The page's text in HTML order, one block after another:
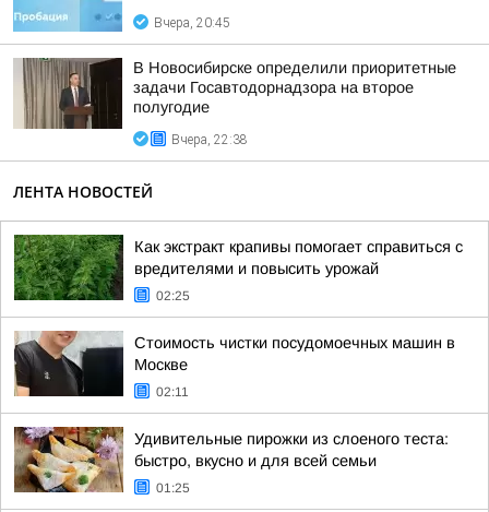
Вчера, 20:45
В Новосибирске определили приоритетные
задачи Госавтодорнадзора на второе
полугодие
Вчера, 22:38
ЛЕНТА НОВОСТЕЙ
Как экстракт крапивы помогает справиться с
вредителями и повысить урожай
02:25
Стоимость чистки посудомоечных машин в
Москве
02:11
Удивительные пирожки из слоеного теста:
быстро, вкусно и для всей семьи
01:25